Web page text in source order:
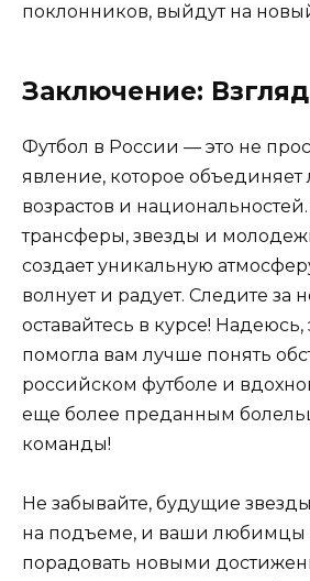
поклонников, выйдут на
Заключение:
Футбол в России — это не
явление, которое
возрастов и
трансферы, звезды и
создает уникальную
волнует и радует. Следите за
оставайтесь в курсе! Надеюсь,
помогла вам лучше понять
российском футболе и
еще более преданным
команды!
Не забывайте, будущие
на подъеме, и ваши любимцы
порадовать новыми